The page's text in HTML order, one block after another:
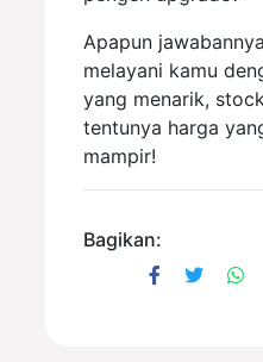
Apapun
melayani kamu
yang menarik,
tentunya harga
mampir!
Bagikan: